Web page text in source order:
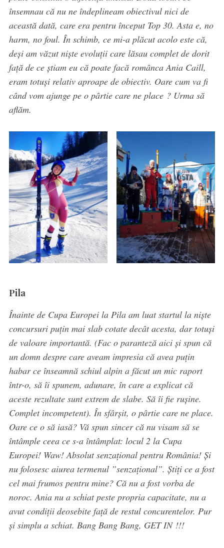
însemnau că nu ne îndeplineam obiectivul nici de
această dată, care era pentru început Top 30. Asta e, no
harm, no foul. În schimb, ce mi-a plăcut acolo este că,
deși am văzut niște evoluții care lăsau complet de dorit
față de ce știam eu că poate facă românca Ania Caill,
eram totuși relativ aproape de obiectiv. Oare cum va fi
când vom ajunge pe o pârtie care ne place ? Urma să
aflăm.
Pila
Înainte de Cupa Europei la Pila am luat startul la niște
concursuri puțin mai slab cotate decât acesta, dar totuși
de valoare importantă. (Fac o paranteză aici și spun că
un domn despre care aveam impresia că avea puțin
habar ce înseamnă schiul alpin a făcut un mic raport
într-o, să îi spunem, adunare, în care a explicat că
aceste rezultate sunt extrem de slabe. Să îi fie rușine.
Complet incompetent). În sfârșit, o pârtie care ne place.
Oare ce o să iasă? Vă spun sincer că nu visam să se
întâmple ceea ce s-a întâmplat: locul 2 la Cupa
Europei! Waw! Absolut senzațional pentru România! Și
nu folosesc aiurea termenul ”senzațional”. Știți ce a fost
cel mai frumos pentru mine? Că nu a fost vorba de
noroc. Ania nu a schiat peste propria capacitate, nu a
avut condiții deosebite față de restul concurentelor. Pur
și simplu a schiat. Bang Bang Bang, GET IN !!!